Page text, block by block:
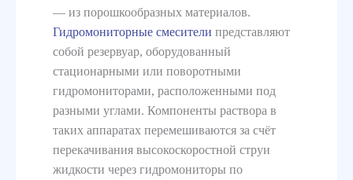
— из порошкообразных материалов.
Гидромониторные смесители представляют
собой резервуар, оборудованный
стационарными или поворотными
гидромониторами, расположенными под
разными углами. Компоненты раствора в
таких аппаратах перемешиваются за счёт
перекачивания высокоскоростной струи
жидкости через гидромониторы по